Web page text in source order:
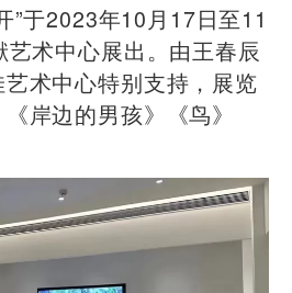
”于2023年10月17日至11
艺术中心展出。由王春辰
术中心特别支持， 展览
岸边的男孩》《鸟》